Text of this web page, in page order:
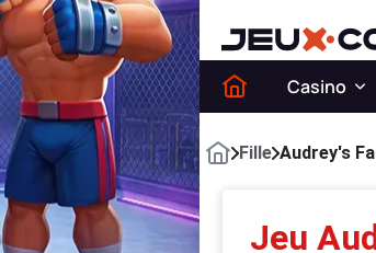
Casino
Fille Audrey's
Jeu